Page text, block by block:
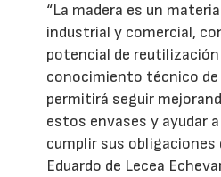
“La madera es un
industrial y comercial,
potencial de reutilización
conocimiento técnico de
permitirá seguir
estos envases y ayudar
cumplir sus obligaciones
Eduardo de Lecea